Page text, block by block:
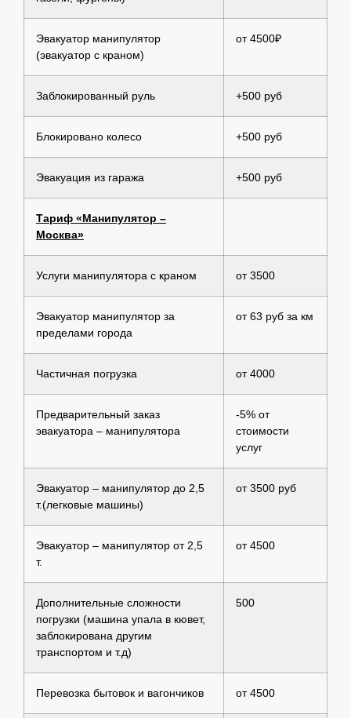
Эвакуатор манипулятор
(эвакуатор с краном)
от 4500₽
Заблокированный руль +500 руб
Блокировано колесо +500 руб
Эвакуация из гаража +500 руб
Тариф «Манипулятор –
Москва»
Услуги манипулятора с краном от 3500
Эвакуатор манипулятор за
пределами города
от 63 руб за км
Частичная погрузка от 4000
Предварительный заказ
эвакуатора – манипулятора
-5% от
стоимости
услуг
Эвакуатор – манипулятор до 2,5
т.(легковые машины)
от 3500 руб
Эвакуатор – манипулятор от 2,5
т.
от 4500
Дополнительные сложности
погрузки (машина упала в кювет,
заблокирована другим
транспортом и т.д)
500
Перевозка бытовок и вагончиков от 4500